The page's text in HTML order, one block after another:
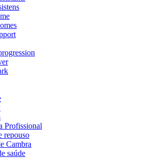
Profissional
repouso
Cambra
saúde